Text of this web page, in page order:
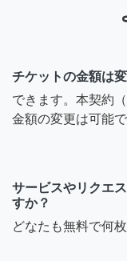
チケットの金額は
できます。本契約
金額の変更は可能で
サービスやリクエ
すか？
どなたも無料で何